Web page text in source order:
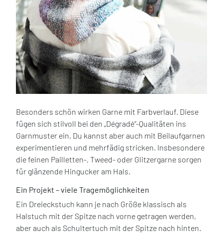
Besonders schön wirken Garne mit Farbverlauf. Diese
fügen sich stilvoll bei den „Dégradé“-Qualitäten ins
Garnmuster ein. Du kannst aber auch mit Beilaufgarnen
experimentieren und mehrfädig stricken. Insbesondere
die feinen Pailletten-, Tweed- oder Glitzergarne sorgen
für glänzende Hingucker am Hals.
Ein Projekt – viele Tragemöglichkeiten
Ein Dreieckstuch kann je nach Größe klassisch als
Halstuch mit der Spitze nach vorne getragen werden,
aber auch als Schultertuch mit der Spitze nach hinten.